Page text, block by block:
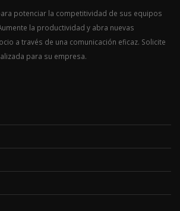
potenciar la competitividad de sus equipos
la productividad y abra nuevas
a través de una comunicación eficaz. Solicite
para su empresa.